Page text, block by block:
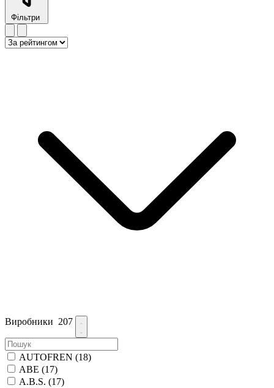
Фільтри
Виробники 207
AUTOFREN (18)
ABE (17)
A.B.S. (17)